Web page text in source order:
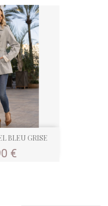
BLEU GRISE
€